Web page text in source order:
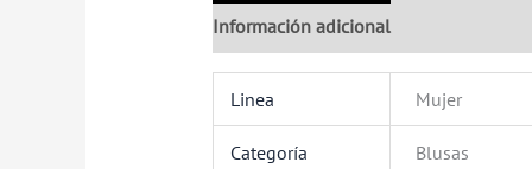
Información adicional
Linea Mujer
Categoría Blusas